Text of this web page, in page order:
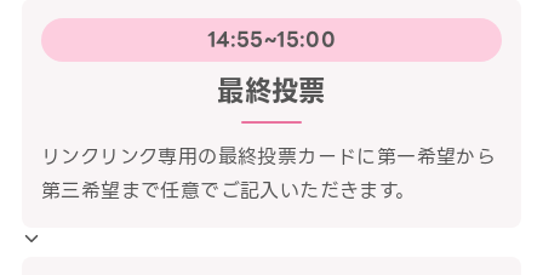
14:55~15:00
最終投票
リンクリンク専用の最終投票カードに第一希望から
第三希望まで任意でご記入いただきます。